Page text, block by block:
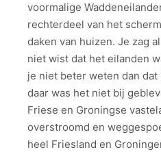
voormalige
rechterdeel van het
daken van huizen. Je zag
niet wist dat het eilanden
je niet beter weten dan
daar was het niet bij
Friese en Groningse
overstroomd en
heel Friesland en